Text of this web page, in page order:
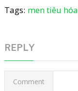
Tags: men tiêu hóa
REPLY
Comment